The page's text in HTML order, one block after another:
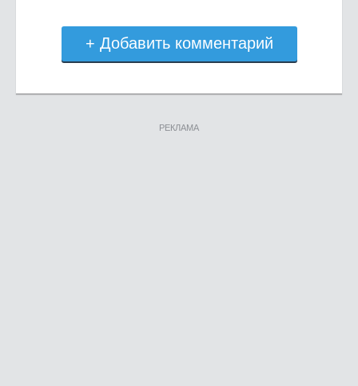
+ Добавить комментарий
РЕКЛАМА